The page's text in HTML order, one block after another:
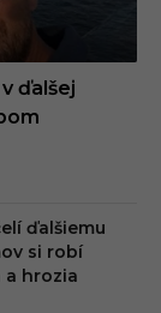
ďalšej
ďalšiemu
si robí
hrozia